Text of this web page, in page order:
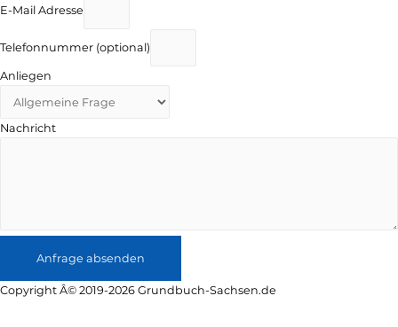
E-Mail Adresse
Telefonnummer (optional)
Anliegen
Nachricht
Anfrage absenden
Copyright Â© 2019-2026 Grundbuch-Sachsen.de